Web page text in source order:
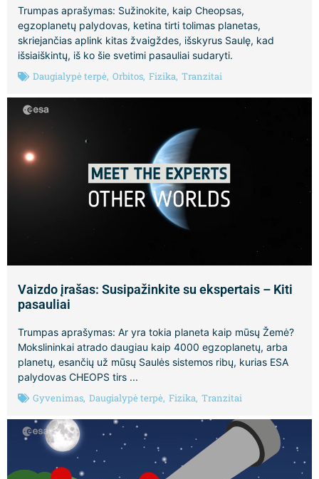
Trumpas aprašymas: Sužinokite, kaip Cheopsas,
egzoplanetų palydovas, ketina tirti tolimas planetas,
skriejančias aplink kitas žvaigždes, išskyrus Saulę, kad
išsiaiškintų, iš ko šie svetimi pasauliai sudaryti.
Daugialypė terpė, Orbitos, Fizika, Tranzitai
Vaizdo įrašas: Susipažinkite su ekspertais – Kiti
pasauliai
Trumpas aprašymas: Ar yra tokia planeta kaip mūsų Žemė?
Mokslininkai atrado daugiau kaip 4000 egzoplanetų, arba
planetų, esančių už mūsų Saulės sistemos ribų, kurias ESA
palydovas CHEOPS tirs ...
Gyvenimas, Daugialypė terpė, Fizika, Tranzitai